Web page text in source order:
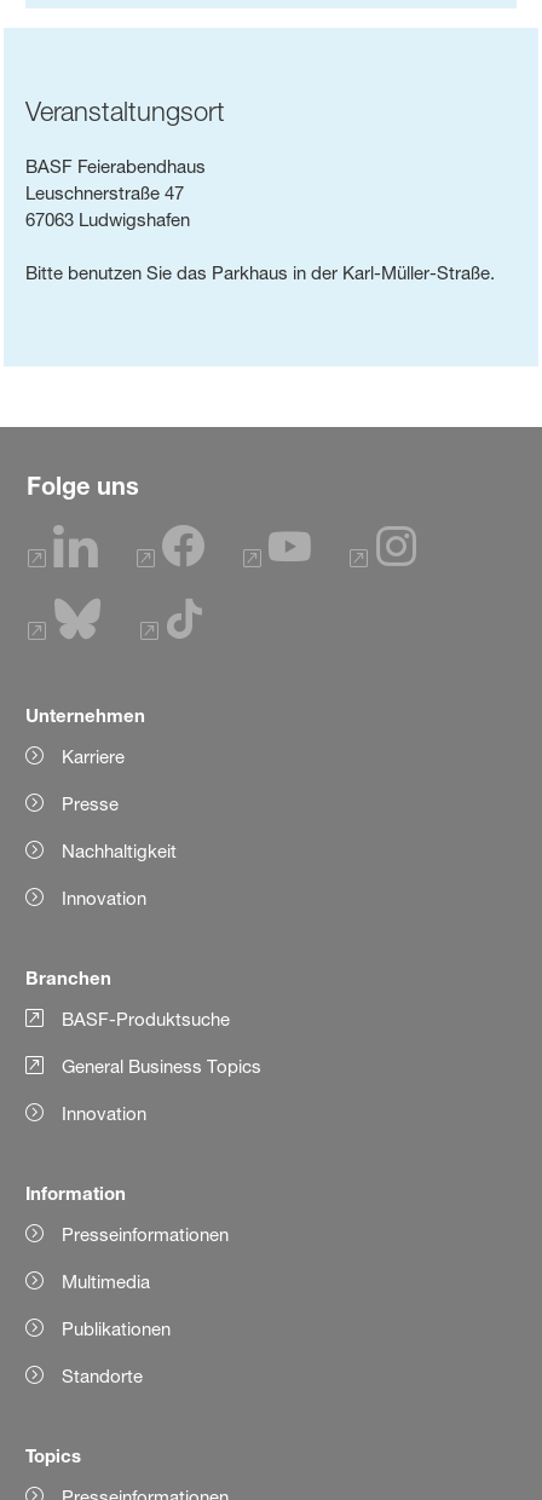
Veranstaltungsort
BASF Feierabendhaus
Leuschnerstraße 47
67063 Ludwigshafen
Bitte benutzen Sie das Parkhaus in der Karl-Müller-Straße.
Folge uns
Unternehmen
Karriere
Presse
Nachhaltigkeit
Innovation
Branchen
BASF-Produktsuche
General Business Topics
Innovation
Information
Presseinformationen
Multimedia
Publikationen
Standorte
Topics